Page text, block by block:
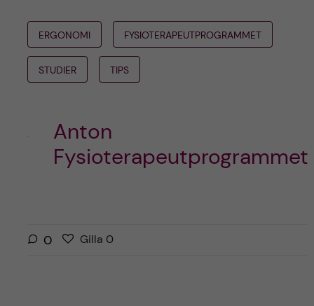
ERGONOMI FYSIOTERAPEUTPROGRAMMET
STUDIER TIPS
Anton
Fysioterapeutprogrammet
0
G
Gilla 0g